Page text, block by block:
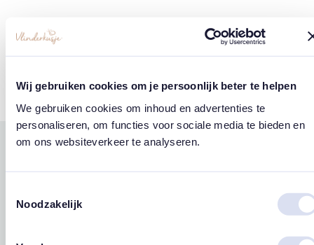
Wij gebruiken cookies om je persoonlijk beter te helpen
We gebruiken cookies om inhoud en advertenties te
personaliseren, om functies voor sociale media te bieden en
om ons websiteverkeer te analyseren.
Noodzakelijk
Tags
Maan Sterren
producten
west east